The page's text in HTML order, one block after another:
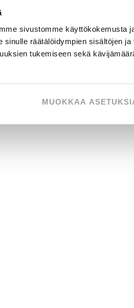
sivustomme käyttökokemusta
sinulle räätälöidympien sisältöjen
tukemiseen sekä
MUOKKAA
alle 225 tkm ajettuja
ilmainen ostotarjous!